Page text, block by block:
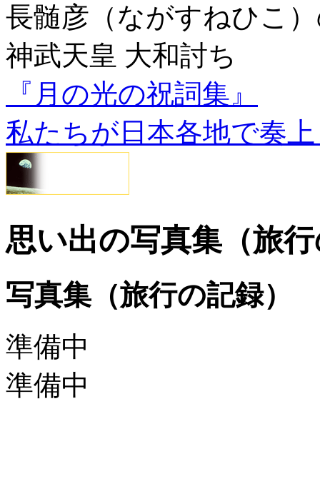
長髄彦（ながすねひこ
神武天皇 大和討ち
『月の光の祝詞集』
私たちが日本各地で奏
思い出の写真集（旅
写真集（旅行の記録）
準備中
準備中